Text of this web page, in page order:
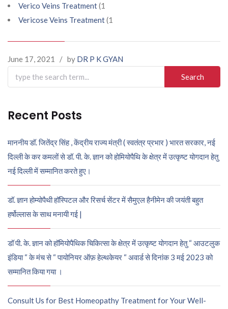
Verico Veins Treatment(1
Vericose Veins Treatment(1
June 17, 2021 / by DR P K GYAN
Search
for:
Recent Posts
माननीय डॉ. जितेंद्र सिंह , केंद्रीय राज्य मंत्री ( स्वतंत्र प्रभार ) भारत सरकार, नई
दिल्ली के कर कमलों से डॉ. पी. के. ज्ञान को होमियोपैथि के क्षेत्र में उत्कृष्ट योगदान हेतु
नई दिल्ली में सम्मानित करते हुए।
डॉ. ज्ञान होम्योपैथी हॉस्पिटल और रिसर्च सेंटर में सैमुएल हैनीमेन की जयंती बहुत
हर्षोल्लास के साथ मनायी गई |
डॉ पी. के. ज्ञान को हॉमियोपैथिक चिकित्सा के क्षेत्र में उत्कृष्ट योगदान हेतु “ आउटलुक
इंडिया “ के मंच से “ पायोनियर ऑफ़ हेल्थकेयर “ अवार्ड से दिनांक 3 मई 2023 को
सम्मानित किया गया ।
Consult Us for Best Homeopathy Treatment for Your Well-